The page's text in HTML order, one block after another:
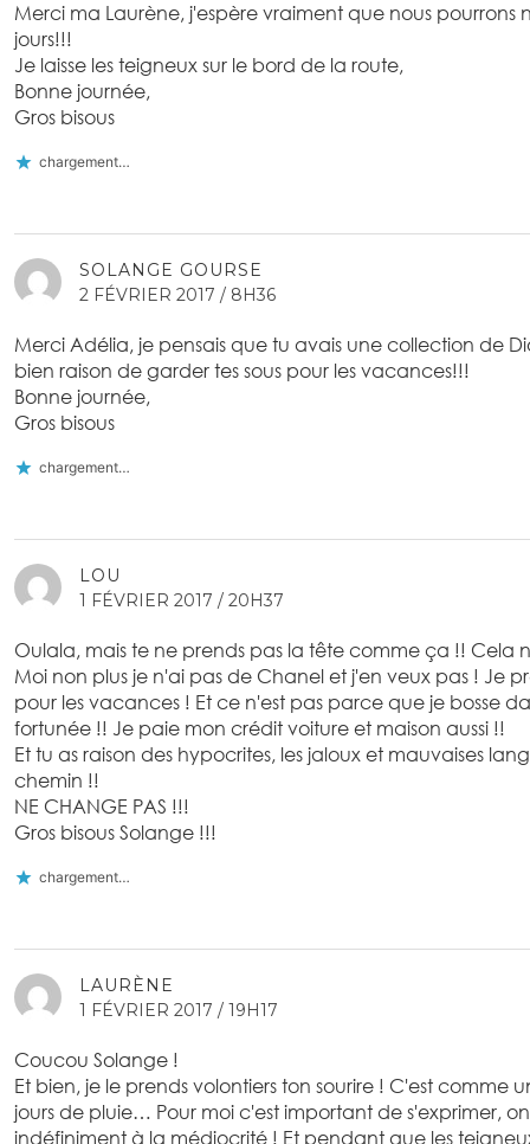
Merci ma Laurène, j'espère vraiment que nous pourrons
jours!!!
Je laisse les teigneux sur le bord de la route,
Bonne journée,
Gros bisous
chargement…
SOLANGE GOURSE
2 FÉVRIER 2017 / 8H36
Merci Adélia, je pensais que tu avais une collection de
bien raison de garder tes sous pour les vacances!!!
Bonne journée,
Gros bisous
chargement…
LOU
1 FÉVRIER 2017 / 20H37
Oulala, mais te ne prends pas la tête comme ça !! Cela
Moi non plus je n'ai pas de Chanel et j'en veux pas ! Je
pour les vacances ! Et ce n'est pas parce que je bosse
fortunée !! Je paie mon crédit voiture et maison aussi !!
Et tu as raison des hypocrites, les jaloux et mauvaises
chemin !!
NE CHANGE PAS !!!
Gros bisous Solange !!!
chargement…
LAURÈNE
1 FÉVRIER 2017 / 19H17
Coucou Solange !
Et bien, je le prends volontiers ton sourire ! C'est comme
jours de pluie… Pour moi c'est important de s'exprimer,
indéfiniment à la médiocrité ! Et pendant que les